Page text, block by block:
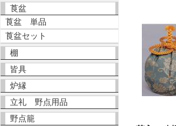
莨盆
莨盆 単品
莨盆セット
棚
皆具
炉縁
立礼 野点用品
野点籠